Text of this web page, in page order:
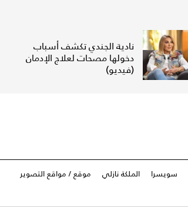
نادية الجندي تكشف أسباب
دخولها مصحات لعلاج الإدمان
(فيديو)
سويسرا الملكة نازلي
موقع / مواقع التصوير